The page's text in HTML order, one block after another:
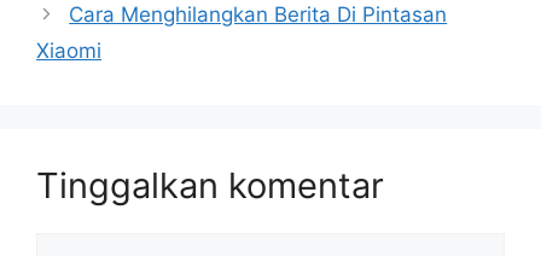
Cara Menghilangkan Berita Di Pintasan
Xiaomi
Tinggalkan komentar